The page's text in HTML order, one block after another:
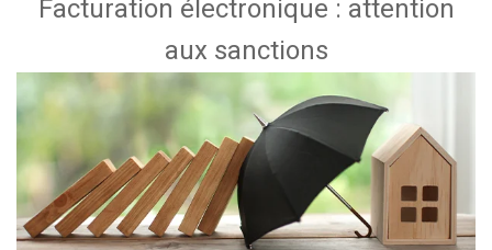
Facturation électronique : attention
aux sanctions